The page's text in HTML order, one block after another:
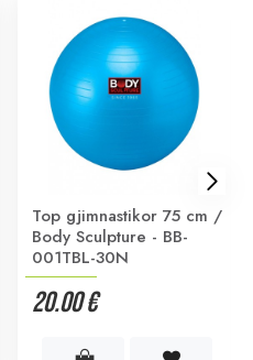
Top gjimnastikor 75 cm /
Body Sculpture - BB-
001TBL-30N
20.00 €